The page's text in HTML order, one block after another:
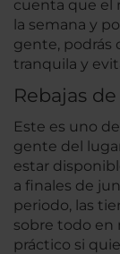
cuenta que el
la semana y
gente, podrás
tranquila y
Rebajas
Este es uno
gente del
estar
a finales de
periodo, las
sobre todo en
práctico si